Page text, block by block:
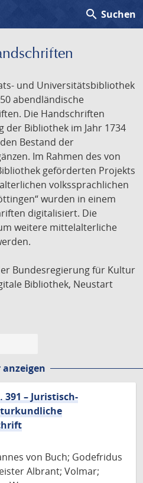
search Suchen
und Universitätsbibliothek
abendländische
Die Handschriften
Bibliothek im Jahr 1734
Bestand der
Im Rahmen des von
geförderten Projekts
volkssprachlichen
wurden in einem
digitalisiert. Die
weitere mittelalterliche
Bundesregierung für Kultur
Bibliothek, Neustart
391 – Juristisch-
von Buch; Godefridus
Albrant; Volmar;